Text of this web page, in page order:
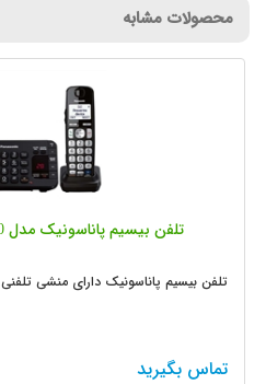
محصولات مشابه
تلفن بیسیم پاناسونیک مدل Panasonic KX-TGE240
تلفن بیسیم پاناسونیک دارای منشی تلفنی
تماس بگیرید